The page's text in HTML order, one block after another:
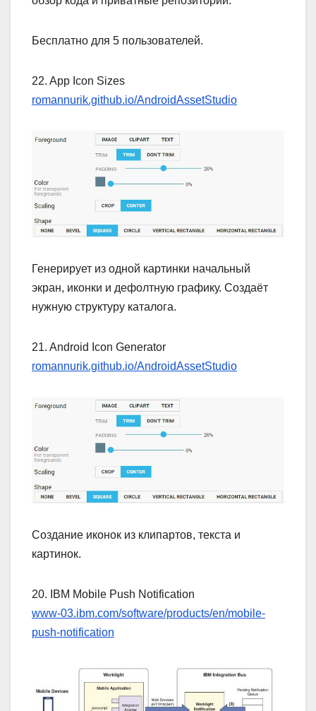
Бесплатно для 5 пользователей.
22. App Icon Sizes
romannurik.github.io/AndroidAssetStudio
Генерирует из одной картинки начальный
экран, иконки и дефолтную графику. Создаёт
нужную структуру каталога.
21. Android Icon Generator
romannurik.github.io/AndroidAssetStudio
Создание иконок из клипартов, текста и
картинок.
20. IBM Mobile Push Notification
www-03.ibm.com/software/products/en/mobile-
push-notification